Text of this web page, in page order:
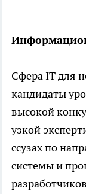
Сфера IT для
кандидаты
высокой
узкой
ссузах по
системы и